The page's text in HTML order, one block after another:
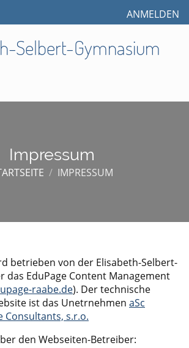
ANMELDEN
Selbert-Gymnasium
Impressum
/ IMPRESSUM
betrieben von der Elisabeth-Selbert-
das EduPage Content Management
raabe.de). Der technische
ist das Unetrnehmen aSc
Consultants, s.r.o.
den Webseiten-Betreiber: